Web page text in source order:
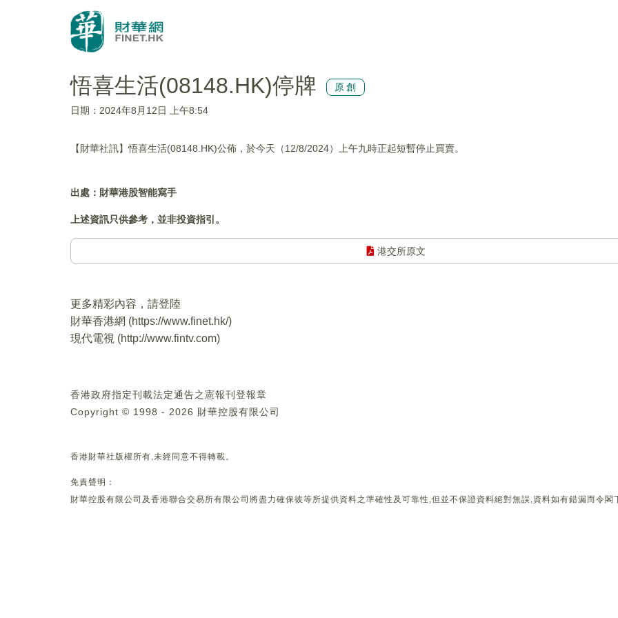
悟喜生活(08148.HK)停牌 原創
日期：2024年8月12日 上午8:54
【財華社訊】悟喜生活(08148.HK)公佈，於今天（12/8/2024）上午九時正起短暫停止買賣。
出處：財華港股智能寫手
上述資訊只供參考，並非投資指引。
港交所原文
更多精彩內容，請登陸
財華香港網 (https://www.finet.hk/)
現代電視 (http://www.fintv.com)
香港政府指定刊載法定通告之憲報刊登報章
Copyright © 1998 - 2026 財華控股有限公司
香港財華社版權所有,未經同意不得轉載。
免責聲明：
財華控股有限公司及香港聯合交易所有限公司將盡力確保彼等所提供資料之準確性及可靠性,但並不保證資料絕對無誤,資料如有錯漏而令閣